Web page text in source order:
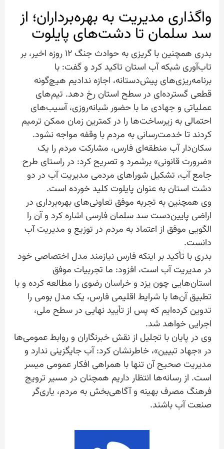
واگذاری مدیریت به بهره‌برداران؛ از
سد سلمان تا دشت‌های پایلوت
بدری همچنین با گریزی به حوادث جنگ ۱۲ روزه اخیر، بر
تاب‌آوری شبکه آب استان تاکید کرد و گفت: با
برنامه‌ریزی‌های پیش‌دستانه، اجازه ندادیم هیچ‌گونه
قطعی گسترده‌ای در سطح استان رخ دهد. تیم‌های
عملیاتی و جهادی ما با حضور شبانه‌روزی، آسیب‌های
احتمالی به زیرساخت‌ها را در کمترین زمان ممکن ترمیم
کردند تا خدمت‌رسانی به مردم با وقفه مواجه نشود.
سکان‌دار آب منطقه‌ای فارس، مشارکت مردم را یک
«ضرورت قانونی» برشمرد و تصریح کرد: در راستای طرح
جامع آب، تشکیل شوراهای مردمی مدیریت آب در دو
دشت استان به عنوان پایلوت کلید خورده است.
وی همچنین به تجربه موفق تعاونی‌های بهره‌برداری در
اراضی پایین‌دست سد سلمان فارسی اشاره کرد و آن را
الگویی موفق از اعتماد به مردم در توزیع و مدیریت آب
دانست.
بدری با تأکید بر اینکه فارس نیازمند مدل اختصاصی خود
در مدیریت آب است، افزود: ما تجربیات موفق
استان‌هایی چون یزد و خراسان رضوی را مطالعه کرده و با
تطبیق آن‌ها با شرایط اقلیمی فارس، یک مدل بومی را
تدوین کرده‌ایم که پس از تأیید نهایی در سطح ملی،
اجرایی خواهد شد.
وی در پایان با تجلیل از نقش خبرنگاران و روابط عمومی‌ها
در «جهاد تبیین»، خاطرنشان کرد: آب جایگزینی ندارد و
مدیریت صحیح آن تنها با همراهی افکار عمومی میسر
است. از رسانه‌ها انتظار داریم همچنان در مسیر ترویج
فرهنگ مصرف بهینه و آگاهی‌بخش به مردم، یاری‌گر
صنعت آب باشند.